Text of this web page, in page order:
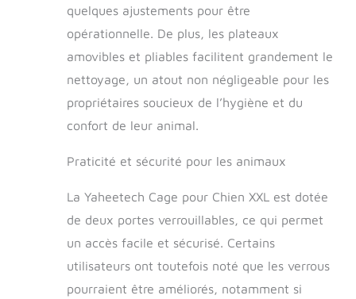
faciliter
【Couvercle
amovible】 Avec le
couvercle fermé,
cette maison pour
chien donne à votre
couvercle ouvert, il
Cette conception
faciliter l'interaction
avec votre
moment. 【Pliable
et transportable】
quelques ajustements pour être
opérationnelle. De plus, les plateaux
amovibles et pliables facilitent grandement le
nettoyage, un atout non négligeable pour les
propriétaires soucieux de l’hygiène et du
confort de leur animal.
Praticité et sécurité pour les animaux
La Yaheetech Cage pour Chien XXL est dotée
de deux portes verrouillables, ce qui permet
un accès facile et sécurisé. Certains
utilisateurs ont toutefois noté que les verrous
pourraient être améliorés, notamment si